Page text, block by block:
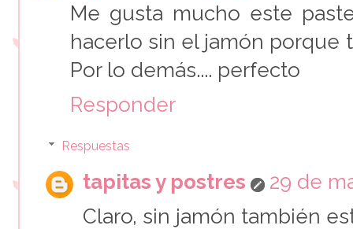
Me gusta mucho este
hacerlo sin el jamón porque
Por lo demás.... perfecto
Responder
Respuestas
tapitas y postres
29 de
Claro, sin jamón también